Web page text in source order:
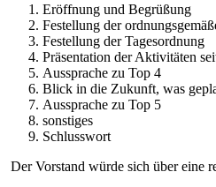
Eröffnung und Begrüßung
Festellung der
Festellung der Tagesordnung
Präsentation der Aktivitäten
Aussprache zu Top 4
Blick in die Zukunft, was
Aussprache zu Top 5
sonstiges
Schlusswort
Der Vorstand würde sich über eine